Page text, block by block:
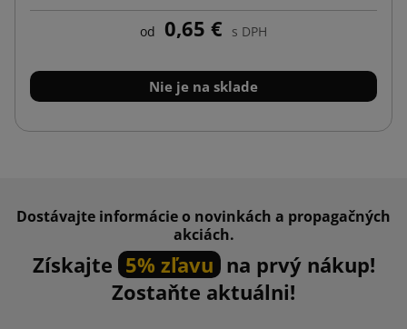
od 0,65 € s DPH
Nie je na sklade
Dostávajte informácie o novinkách a propagačných
akciách.
Získajte 5% zľavu na prvý nákup!
Zostaňte aktuálni!